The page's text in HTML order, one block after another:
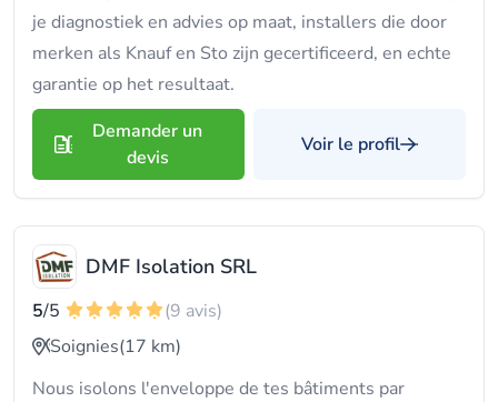
je diagnostiek en advies op maat, installers die door
merken als Knauf en Sto zijn gecertificeerd, en echte
garantie op het resultaat.
Demander un
devis
Voir le profil
DMF Isolation SRL
5/5
(9 avis)
Soignies(17 km)
Nous isolons l'enveloppe de tes bâtiments par